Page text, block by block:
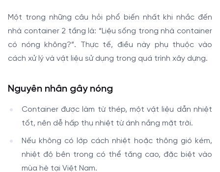
Một trong những câu hỏi phổ biến nhất khi nhắc đến
nhà container 2 tầng là: “Liệu sống trong nhà container
có nóng không?”. Thực tế, điều này phụ thuộc vào
cách xử lý và vật liệu sử dụng trong quá trình xây dựng.
Nguyên nhân gây nóng
Container được làm từ thép, một vật liệu dẫn nhiệt
tốt, nên dễ hấp thụ nhiệt từ ánh nắng mặt trời.
Nếu không có lớp cách nhiệt hoặc thông gió kém,
nhiệt độ bên trong có thể tăng cao, đặc biệt vào
mùa hè tại Việt Nam.